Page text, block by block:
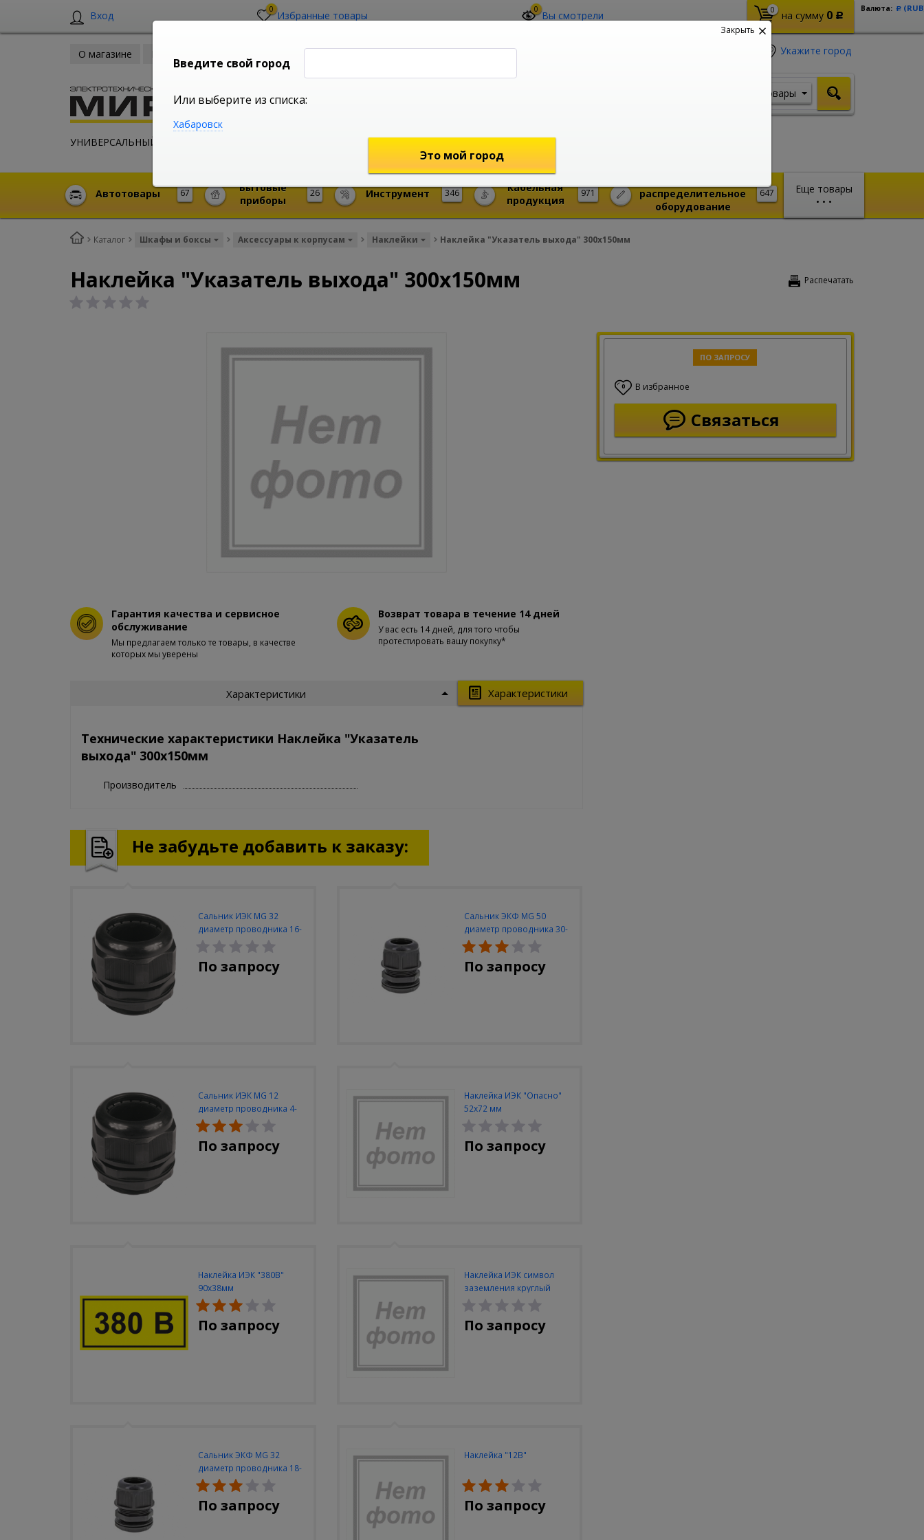
Вход 0 Избранные товары 0 Вы смотрели 0 на сумму 0 Р
Валюта: Р
О магазине
УНИВЕРСАЛЬНЫЙ ИНТЕРНЕТ МАГАЗИН
Укажите город
shop@mireks.ru
Товары
Еще товары
• • •
67
Автотовары 26
Бытовые
приборы
346
Инструмент 971
Кабельная
продукция
647
распределительное
оборудование
Каталог Шкафы и боксы Аксессуары к корпусам Наклейки Наклейка "Указатель выхода" 300х150мм
Распечатать
Наклейка "Указатель выхода" 300х150мм
ПО ЗАПРОСУ
0 В избранное
Связаться
Гарантия качества и сервисное
обслуживание
Мы предлагаем только те товары, в качестве
которых мы уверены
Возврат товара в течение 14 дней
У вас есть 14 дней, для того чтобы
протестировать вашу покупку*
Характеристики
Характеристики
Технические характеристики Наклейка "Указатель
выхода" 300х150мм
Производитель
Не забудьте добавить к заказу:
Сальник ИЭК MG 32
диаметр проводника 16-
24мм IP68
По запросу
Сальник ЭКФ MG 50
диаметр проводника 30-
42мм IP68
По запросу
Сальник ИЭК MG 12
диаметр проводника 4-
7мм IP68
По запросу
Наклейка ИЭК "Опасно"
52х72 мм
По запросу
Наклейка ИЭК "380В"
90х38мм
По запросу
Наклейка ИЭК символ
заземления круглый
По запросу
Сальник ЭКФ MG 32
диаметр проводника 18-
25мм IP68
По запросу
Наклейка "12В"
По запросу
Закрыть
Введите свой город
Или выберите из списка:
Хабаровск
Это мой город